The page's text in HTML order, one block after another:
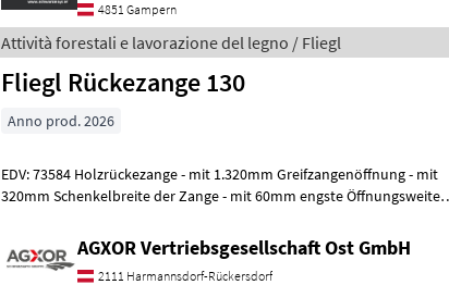
4851 Gampern
Attività forestali e lavorazione del legno / Fliegl
Fliegl Rückezange 130
Anno prod. 2026
EDV: 73584 Holzrückezange - mit 1.320mm Greifzangenöffnung - mit
320mm Schenkelbreite der Zange - mit 60mm engste Öffnungsweite -
AGXOR Vertriebsgesellschaft Ost GmbH
2111 Harmannsdorf-Rückersdorf